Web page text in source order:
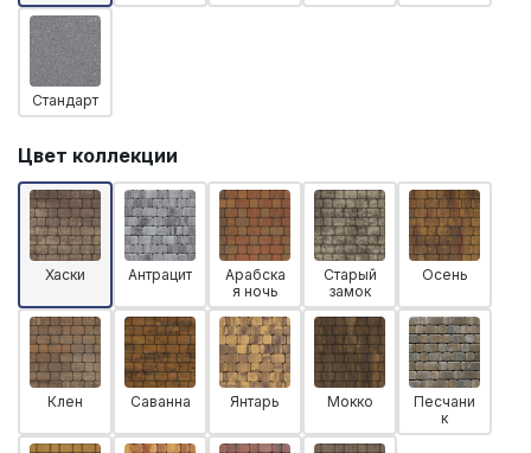
Стандарт
Цвет коллекции
Хаски Антрацит
Арабска
я ночь
Старый
замок
Осень
Клен Саванна Янтарь Мокко
Песчани
к